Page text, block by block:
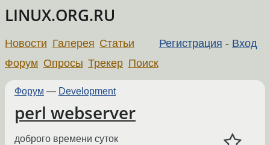
LINUX.ORG.RU
Регистрация - Вход
Новости Галерея Статьи
Форум Опросы Трекер Поиск
Форум — Development
perl webserver
доброго времени суток